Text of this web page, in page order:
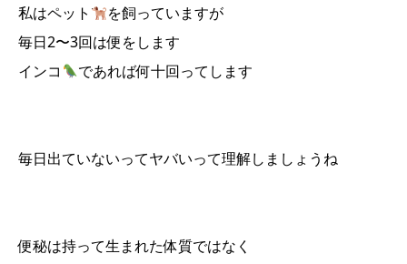
私はペット
を飼っていますが
毎日2〜3回は便をします
インコ
であれば何十回ってします
毎日出ていないってヤバいって理解しましょうね
便秘は持って生まれた体質ではなく